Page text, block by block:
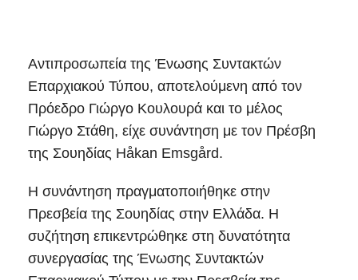
Αντιπροσωπεία της Ένωσης Συντακτών
Επαρχιακού Τύπου, αποτελούμενη από τον
Πρόεδρο Γιώργο Κουλουρά και το μέλος
Γιώργο Στάθη, είχε συνάντηση με τον Πρέσβη
της Σουηδίας Håkan Emsgård.
H συνάντηση πραγματοποιήθηκε στην
Πρεσβεία της Σουηδίας στην Ελλάδα. Η
συζήτηση επικεντρώθηκε στη δυνατότητα
συνεργασίας της Ένωσης Συντακτών